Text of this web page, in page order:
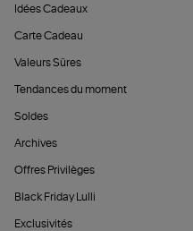
Idées Cadeaux
Carte Cadeau
Valeurs Sûres
Tendances du moment
Soldes
Archives
Offres Privilèges
Black Friday Lulli
Exclusivités